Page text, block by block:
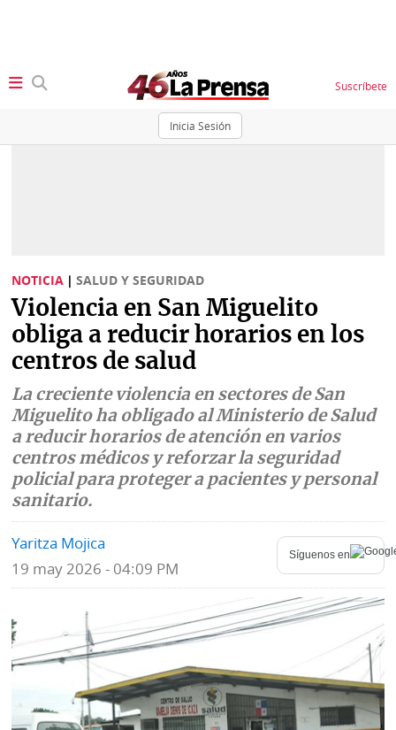
Inicia Sesión
Suscríbete
Sociedad
Judiciales
Política
Economía
Mundo
Deportes
Tecnología
Ponle
la
Firma
Status
K
Vivir+
Opinión
Blogs
Fotografías
de
erratas
Historias
SERVICIOS
NOTICIA | SALUD Y SEGURIDAD
Violencia en San Miguelito
obliga a reducir horarios en los
centros de salud
La creciente violencia en sectores de San
Miguelito ha obligado al Ministerio de Salud
a reducir horarios de atención en varios
centros médicos y reforzar la seguridad
policial para proteger a pacientes y personal
sanitario.
Yaritza Mojica
19 may 2026 - 04:09 PM
Síguenos en